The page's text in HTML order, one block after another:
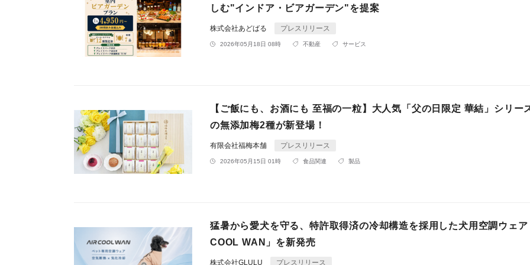
しむ"インドア・ビアガーデン"を提案
株式会社あどばる プレスリリース
2026年05月18日 08時 不動産 サービス
【ご飯にも、お酒にも 至福の一粒】大人気「父の日限定 華結」シリー
の無添加梅2種が新登場！
有限会社福梅本舗 プレスリリース
2026年05月15日 01時 食品関連 製品
猛暑から愛犬を守る、特許取得済の冷却構造を採用した犬用空調ウェ
COOL WAN」を新発売
株式会社GLULU プレスリリース